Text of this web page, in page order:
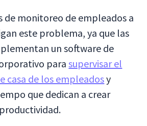
de monitoreo de empleados a
este problema, ya que las
un software de
parasupervisar el
casa de los empleadosy
que dedican a crear